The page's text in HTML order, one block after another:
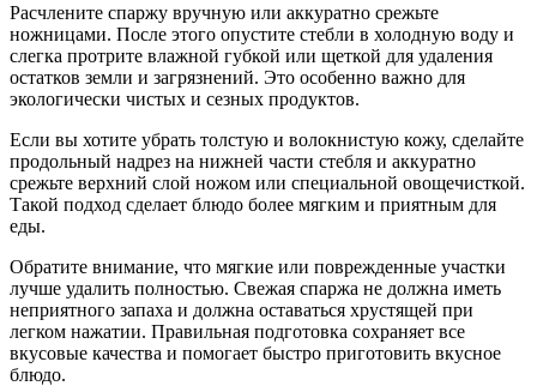
Расчлените спаржу вручную или аккуратно срежьте
ножницами. После этого опустите стебли в холодную воду и
слегка протрите влажной губкой или щеткой для удаления
остатков земли и загрязнений. Это особенно важно для
экологически чистых и сезных продуктов.
Если вы хотите убрать толстую и волокнистую кожу, сделайте
продольный надрез на нижней части стебля и аккуратно
срежьте верхний слой ножом или специальной овощечисткой.
Такой подход сделает блюдо более мягким и приятным для
еды.
Обратите внимание, что мягкие или поврежденные участки
лучше удалить полностью. Свежая спаржа не должна иметь
неприятного запаха и должна оставаться хрустящей при
легком нажатии. Правильная подготовка сохраняет все
вкусовые качества и помогает быстро приготовить вкусное
блюдо.